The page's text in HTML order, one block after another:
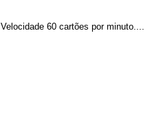
60 cartões por minuto....